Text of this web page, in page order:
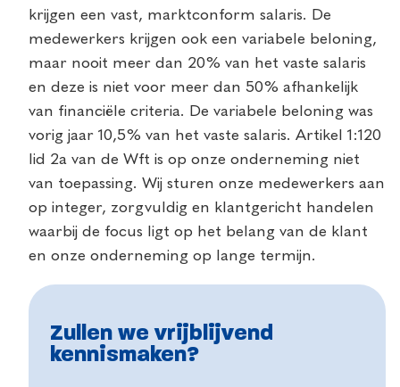
krijgen een vast, marktconform salaris. De
medewerkers krijgen ook een variabele beloning,
maar nooit meer dan 20% van het vaste salaris
en deze is niet voor meer dan 50% afhankelijk
van financiële criteria. De variabele beloning was
vorig jaar 10,5% van het vaste salaris. Artikel 1:120
lid 2a van de Wft is op onze onderneming niet
van toepassing. Wij sturen onze medewerkers aan
op integer, zorgvuldig en klantgericht handelen
waarbij de focus ligt op het belang van de klant
en onze onderneming op lange termijn.
Zullen we vrijblijvend
kennismaken?